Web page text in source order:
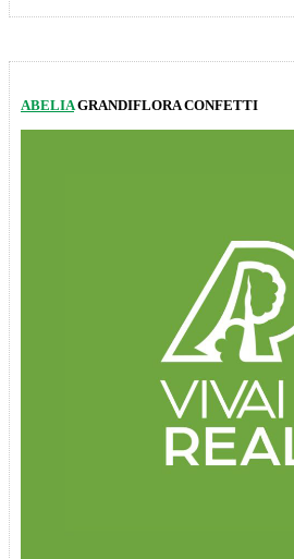
ABELIAGRANDIFLORA CONFETTI